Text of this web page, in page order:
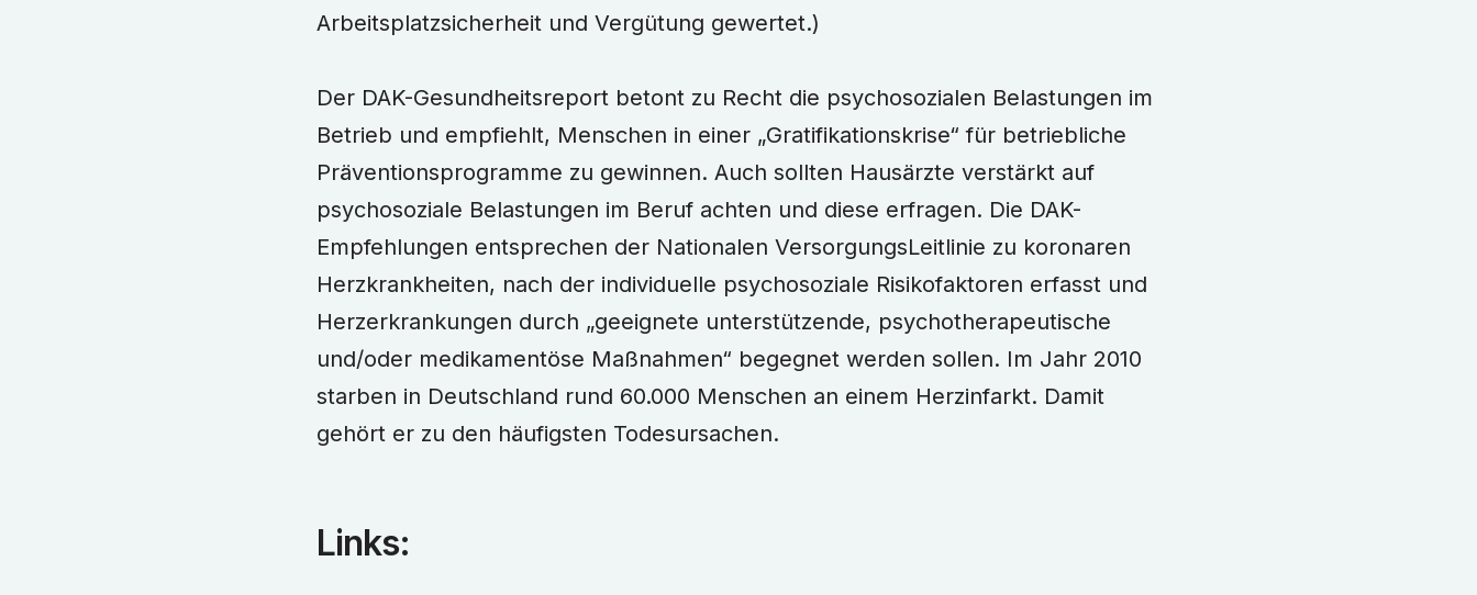
Arbeitsplatzsicherheit und Vergütung gewertet.)
Der DAK-Gesundheitsreport betont zu Recht die psychosozialen Belastungen im
Betrieb und empfiehlt, Menschen in einer „Gratifikationskrise“ für betriebliche
Präventionsprogramme zu gewinnen. Auch sollten Hausärzte verstärkt auf
psychosoziale Belastungen im Beruf achten und diese erfragen. Die DAK-
Empfehlungen entsprechen der Nationalen VersorgungsLeitlinie zu koronaren
Herzkrankheiten, nach der individuelle psychosoziale Risikofaktoren erfasst und
Herzerkrankungen durch „geeignete unterstützende, psychotherapeutische
und/oder medikamentöse Maßnahmen“ begegnet werden sollen. Im Jahr 2010
starben in Deutschland rund 60.000 Menschen an einem Herzinfarkt. Damit
gehört er zu den häufigsten Todesursachen.
Links: